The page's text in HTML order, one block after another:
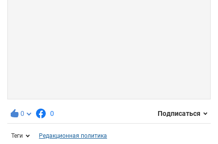
0 0 Подписаться
Теги Редакционная политика